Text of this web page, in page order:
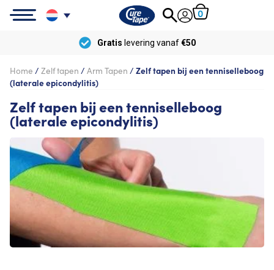
0
Gratis levering vanaf€50
Home / Zelf tapen / Arm Tapen / Zelf tapen bij een tenniselleboog
(laterale epicondylitis)
Zelf tapen bij een tenniselleboog
(laterale epicondylitis)